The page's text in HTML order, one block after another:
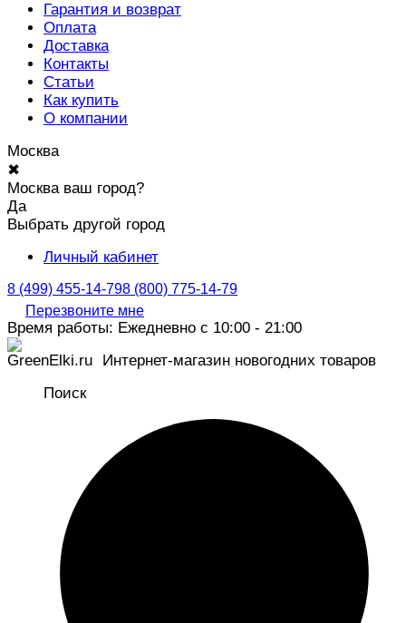
Гарантия и возврат
Оплата
Доставка
Контакты
Статьи
Как купить
О компании
Москва
✖
Москва ваш город?
Да
Выбрать другой город
Личный кабинет
8 (499) 455-14-798 (800) 775-14-79
Перезвоните мне
Время работы: Ежедневно с 10:00 - 21:00
Интернет-магазин новогодних товаров
Поиск